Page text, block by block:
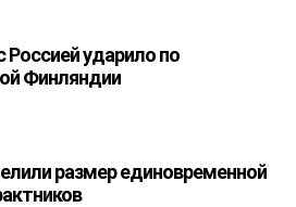
Россией ударило по
Финляндии
размер единовременной